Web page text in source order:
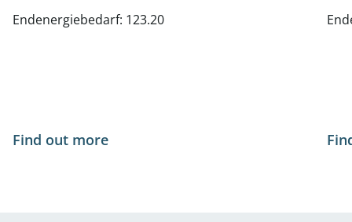
kaufen in 1010 Wien
Endenergiebedarf: 123.20
Find out more